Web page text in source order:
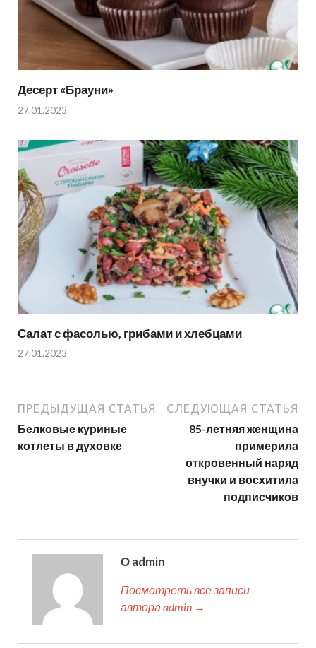
Десерт «Брауни»
27.01.2023
Салат с фасолью, грибами и хлебцами
27.01.2023
ПРЕДЫДУЩАЯ СТАТЬЯ
Белковые куриные
котлеты в духовке
СЛЕДУЮЩАЯ СТАТЬЯ
85-летняя женщина
примерила
откровенный наряд
внучки и восхитила
подписчиков
О admin
Посмотреть все записи
автора admin →